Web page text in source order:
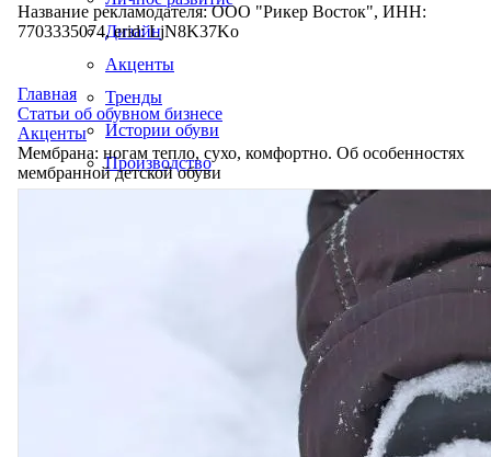
Дизайн
Акценты
Тренды
Истории обуви
Производство
Название рекламодателя: ООО "Рикер Восток", ИНН:
7703335074, erid: LjN8K37Ko
Главная
Статьи об обувном бизнесе
Акценты
Мембрана: ногам тепло, сухо, комфортно. Об особенностях
мембранной детской обуви